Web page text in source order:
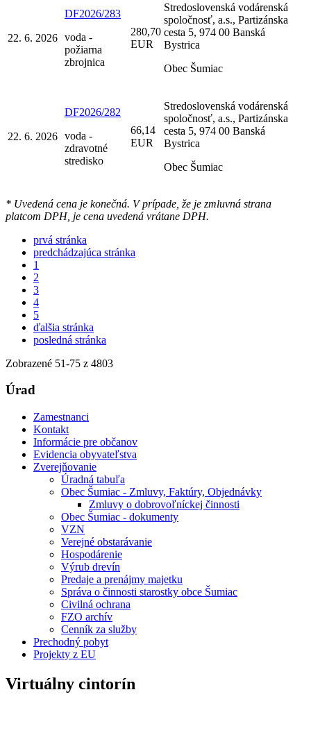
22. 6. 2026
DF2026/283
voda -
požiarna
zbrojnica
280,70
EUR
Stredoslovenská vodárenská
spoločnosť, a.s., Partizánska
cesta 5, 974 00 Banská
Bystrica
Obec Šumiac
22. 6. 2026
DF2026/282
voda -
zdravotné
stredisko
66,14
EUR
Stredoslovenská vodárenská
spoločnosť, a.s., Partizánska
cesta 5, 974 00 Banská
Bystrica
Obec Šumiac
* Uvedená cena je konečná. V prípade, že je zmluvná strana
platcom DPH, je cena uvedená vrátane DPH.
prvá stránka
predchádzajúca stránka
1
2
3
4
5
ďalšia stránka
posledná stránka
Zobrazené 51-75 z 4803
Úrad
Zamestnanci
Kontakt
Informácie pre občanov
Evidencia obyvateľstva
Zverejňovanie
Úradná tabuľa
Obec Šumiac - Zmluvy, Faktúry, Objednávky
Zmluvy o dobrovoľníckej činnosti
Obec Šumiac - dokumenty
VZN
Verejné obstarávanie
Hospodárenie
Výrub drevín
Predaje a prenájmy majetku
Správa o činnosti starostky obce Šumiac
Civilná ochrana
FZO archív
Cenník za služby
Prechodný pobyt
Projekty z EU
Virtuálny cintorín